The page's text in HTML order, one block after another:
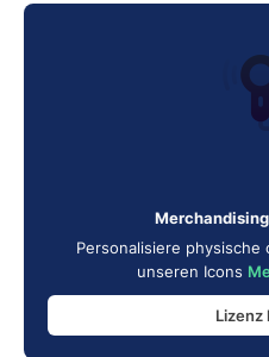
Personalisiere
unseren Icons
Lizenz